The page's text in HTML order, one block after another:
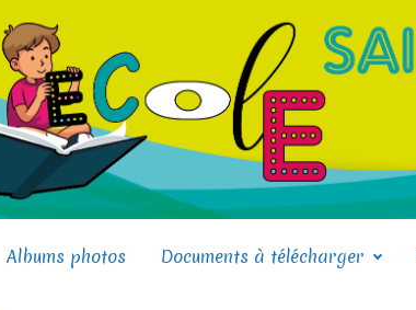
Albums photos Documents à télécharger